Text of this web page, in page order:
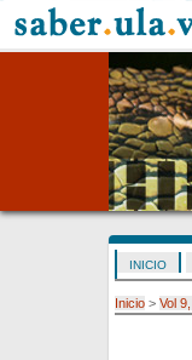
INICIO
Inicio > Vol